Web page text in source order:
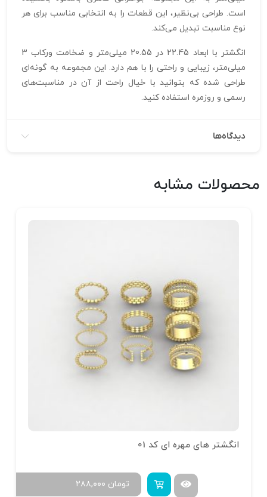
است. طراحی بی‌نظیر، این قطعات را به انتخابی مناسب برای هر
نوع مناسبت تبدیل می‌کند.
انگشتر با ابعاد 22.45 در 20.55 میلی‌متر و ضخامت ورکاب 3
میلی‌متر، زیبایی و راحتی را با هم دارد. این مجموعه به گونه‌ای
طراحی شده که بتوانید با خیال راحت از آن در مناسبت‌های
رسمی و روزمره استفاده کنید.
دیدگاه‌ها
محصولات مشابه
انگشتر های مهره ای کد 01
۲۸۸,۰۰۰ تومان